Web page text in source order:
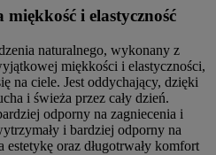
i elastyczność
naturalnego, wykonany z
miękkości i elastyczności,
na ciele. Jest oddychający, dzięki
i świeża przez cały dzień.
odporny na zagniecenia i
i bardziej odporny na
estetykę oraz długotrwały komfort